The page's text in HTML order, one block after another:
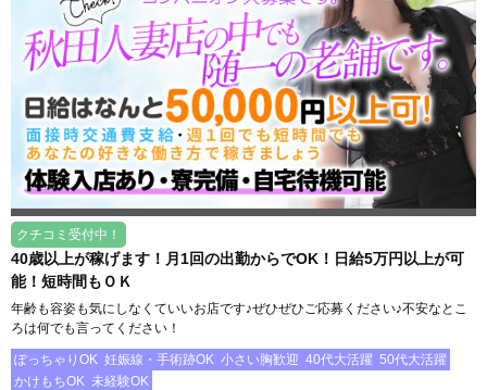
クチコミ受付中！
40歳以上が稼げます！月1回の出勤からでOK！日給5万円以上が可
能！短時間もＯＫ
年齢も容姿も気にしなくていいお店です♪ぜひぜひご応募ください♪不安なとこ
ろは何でも言ってください！
ぽっちゃりOK 妊娠線・手術跡OK 小さい胸歓迎 40代大活躍 50代大活躍
かけもちOK 未経験OK